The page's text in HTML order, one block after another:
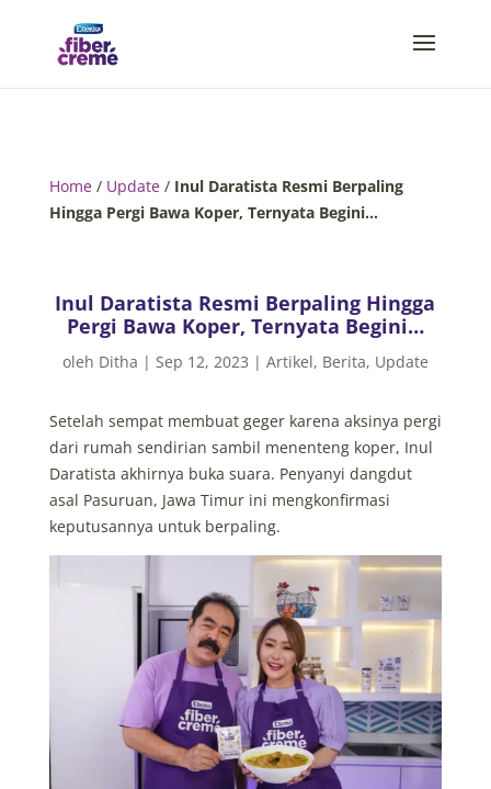
Home/ Update/ Inul Daratista Resmi Berpaling
Hingga Pergi Bawa Koper, Ternyata Begini…
Inul Daratista Resmi Berpaling Hingga
Pergi Bawa Koper, Ternyata Begini…
oleh Ditha | Sep 12, 2023 | Artikel, Berita, Update
Setelah sempat membuat geger karena aksinya pergi
dari rumah sendirian sambil menenteng koper, Inul
Daratista akhirnya buka suara. Penyanyi dangdut
asal Pasuruan, Jawa Timur ini mengkonfirmasi
keputusannya untuk berpaling.